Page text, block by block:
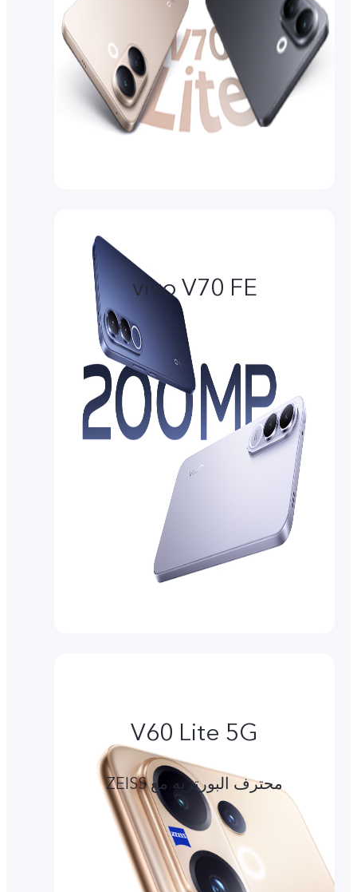
vivo V70 FE
V60 Lite 5G
محترف البورتريه مع ZEISS